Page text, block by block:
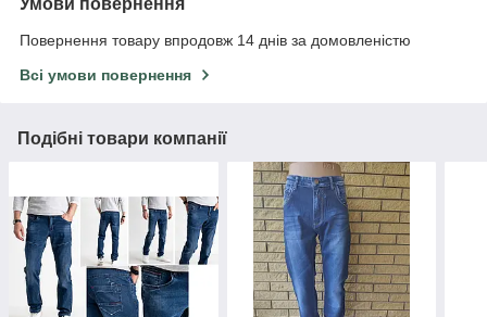
Умови повернення
Повернення товару впродовж 14 днів за домовленістю
Всі умови повернення
Подібні товари компанії